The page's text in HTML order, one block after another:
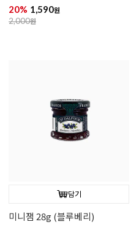
20% 1,590원
2,000원
담기
미니잼 28g (블루베리)